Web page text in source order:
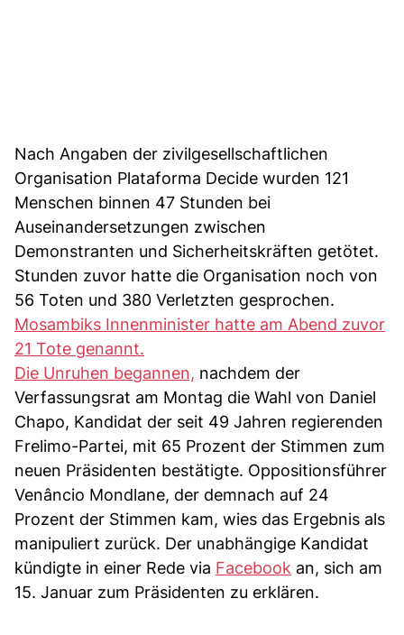
Nach Angaben der zivilgesellschaftlichen
Organisation Plataforma Decide wurden 121
Menschen binnen 47 Stunden bei
Auseinandersetzungen zwischen
Demonstranten und Sicherheitskräften getötet.
Stunden zuvor hatte die Organisation noch von
56 Toten und 380 Verletzten gesprochen.
Mosambiks Innenminister hatte am Abend zuvor
21 Tote genannt.
Die Unruhen begannen, nachdem der
Verfassungsrat am Montag die Wahl von Daniel
Chapo, Kandidat der seit 49 Jahren regierenden
Frelimo-Partei, mit 65 Prozent der Stimmen zum
neuen Präsidenten bestätigte. Oppositionsführer
Venâncio Mondlane, der demnach auf 24
Prozent der Stimmen kam, wies das Ergebnis als
manipuliert zurück. Der unabhängige Kandidat
kündigte in einer Rede via Facebook an, sich am
15. Januar zum Präsidenten zu erklären.